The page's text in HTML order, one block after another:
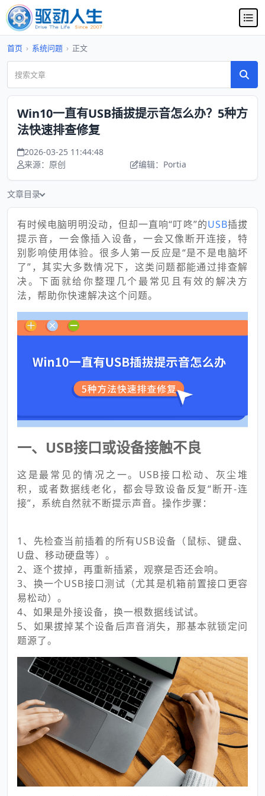
首页 › 系统问题 › 正文
Win10一直有USB插拔提示音怎么办？5种方
法快速排查修复
2026-03-25 11:44:48
来源：原创
编辑：Portia
文章目录
有时候电脑明明没动，但却一直响“叮咚”的USB插拔
提示音，一会像插入设备，一会又像断开连接，特
别影响使用体验。很多人第一反应是“是不是电脑坏
了”，其实大多数情况下，这类问题都能通过排查解
决。下面就给你整理几个最常见且有效的解决方
法，帮助你快速解决这个问题。
一、USB接口或设备接触不良
这是最常见的情况之一。USB接口松动、灰尘堆
积，或者数据线老化，都会导致设备反复“断开-连
接”，系统自然就不断提示声音。操作步骤：
1、先检查当前插着的所有USB设备（鼠标、键盘、
U盘、移动硬盘等）。
2、逐个拔掉，再重新插紧，观察是否还会响。
3、换一个USB接口测试（尤其是机箱前置接口更容
易松动）。
4、如果是外接设备，换一根数据线试试。
5、如果拔掉某个设备后声音消失，那基本就锁定问
题源了。